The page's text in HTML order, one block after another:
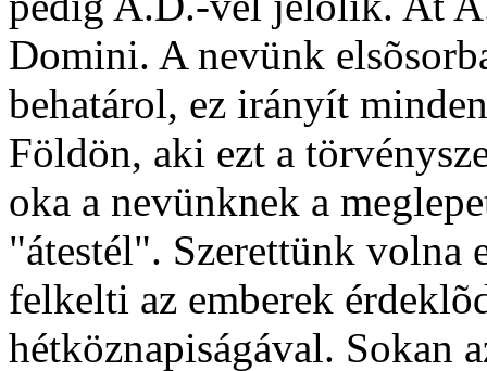
Domini. A nevünk
behatárol, ez irányít
Földön, aki ezt a
oka a nevünknek a
"átestél". Szerettünk volna
felkelti az emberek
hétköznapiságával. Sokan